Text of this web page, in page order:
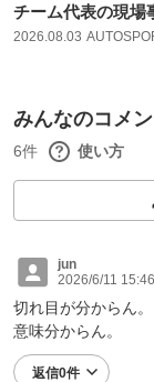
チーム代表の現場
2026.08.03
みんなのコメン
6件 使い方
jun
2026/6/11 15:46
切れ目が分からん。
意味分からん。
返信0件